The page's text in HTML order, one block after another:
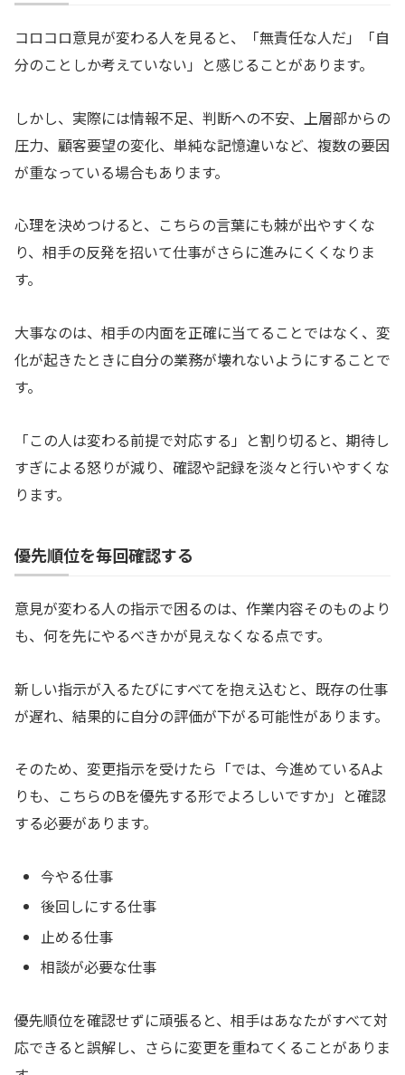
コロコロ意見が変わる人を見ると、「無責任な人だ」「自
分のことしか考えていない」と感じることがあります。
しかし、実際には情報不足、判断への不安、上層部からの
圧力、顧客要望の変化、単純な記憶違いなど、複数の要因
が重なっている場合もあります。
心理を決めつけると、こちらの言葉にも棘が出やすくな
り、相手の反発を招いて仕事がさらに進みにくくなりま
す。
大事なのは、相手の内面を正確に当てることではなく、変
化が起きたときに自分の業務が壊れないようにすることで
す。
「この人は変わる前提で対応する」と割り切ると、期待し
すぎによる怒りが減り、確認や記録を淡々と行いやすくな
ります。
優先順位を毎回確認する
意見が変わる人の指示で困るのは、作業内容そのものより
も、何を先にやるべきかが見えなくなる点です。
新しい指示が入るたびにすべてを抱え込むと、既存の仕事
が遅れ、結果的に自分の評価が下がる可能性があります。
そのため、変更指示を受けたら「では、今進めているAよ
りも、こちらのBを優先する形でよろしいですか」と確認
する必要があります。
今やる仕事
後回しにする仕事
止める仕事
相談が必要な仕事
優先順位を確認せずに頑張ると、相手はあなたがすべて対
応できると誤解し、さらに変更を重ねてくることがありま